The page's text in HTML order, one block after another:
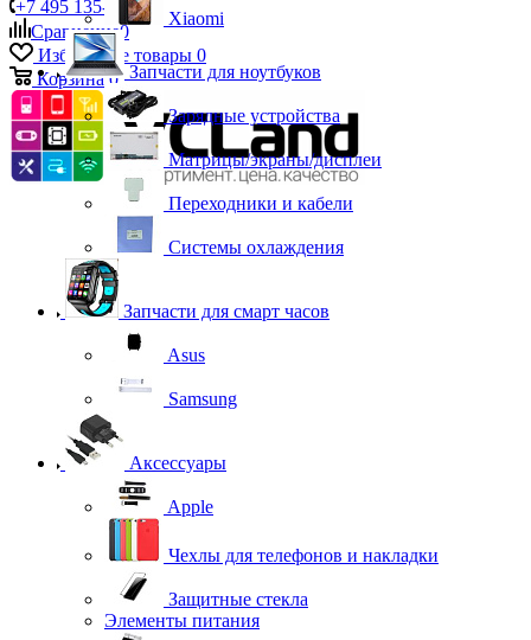
+7 495 135-39-43
Сравнение0
Избранные товары 0
Корзина 0
Xiaomi
Запчасти для ноутбуков
Зарядные устройства
Матрицы/экраны/дисплеи
Переходники и кабели
Системы охлаждения
Запчасти для смарт часов
Asus
Samsung
Аксессуары
Apple
Чехлы для телефонов и накладки
Защитные стекла
Элементы питания